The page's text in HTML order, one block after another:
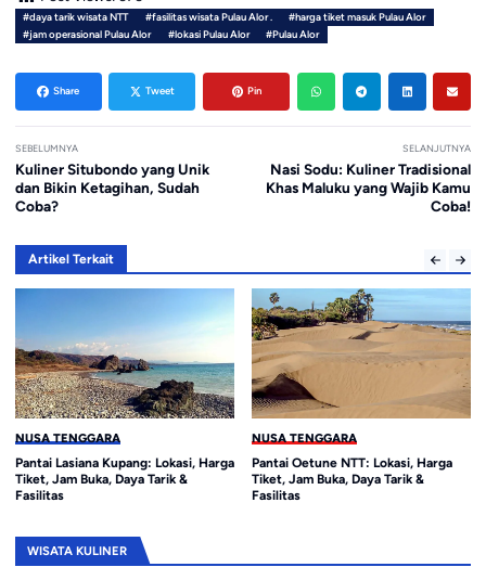
#daya tarik wisata NTT #fasilitas wisata Pulau Alor .
#harga tiket masuk Pulau Alor
#jam operasional Pulau Alor
#lokasi Pulau Alor #Pulau Alor
Share Tweet Pin
SEBELUMNYA
Kuliner Situbondo yang Unik
dan Bikin Ketagihan, Sudah
Coba?
SELANJUTNYA
Nasi Sodu: Kuliner Tradisional
Khas Maluku yang Wajib Kamu
Coba!
Artikel Terkait
Kupang: Lokasi, Harga
Buka, Daya Tarik &
NUSA TENGGARA
Pantai Oetune NTT: Lokasi, Harga
Tiket, Jam Buka, Daya Tarik &
Pantai
WISATA KULINER